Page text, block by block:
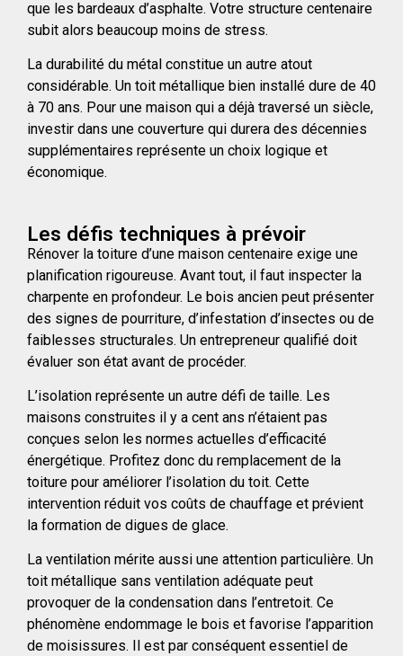
que les bardeaux d’asphalte. Votre structure centenaire
subit alors beaucoup moins de stress.
La durabilité du métal constitue un autre atout
considérable. Un toit métallique bien installé dure de 40
à 70 ans. Pour une maison qui a déjà traversé un siècle,
investir dans une couverture qui durera des décennies
supplémentaires représente un choix logique et
économique.
Les défis techniques à prévoir
Rénover la toiture d’une maison centenaire exige une
planification rigoureuse. Avant tout, il faut inspecter la
charpente en profondeur. Le bois ancien peut présenter
des signes de pourriture, d’infestation d’insectes ou de
faiblesses structurales. Un entrepreneur qualifié doit
évaluer son état avant de procéder.
L’isolation représente un autre défi de taille. Les
maisons construites il y a cent ans n’étaient pas
conçues selon les normes actuelles d’efficacité
énergétique. Profitez donc du remplacement de la
toiture pour améliorer l’isolation du toit. Cette
intervention réduit vos coûts de chauffage et prévient
la formation de digues de glace.
La ventilation mérite aussi une attention particulière. Un
toit métallique sans ventilation adéquate peut
provoquer de la condensation dans l’entretoit. Ce
phénomène endommage le bois et favorise l’apparition
de moisissures. Il est par conséquent essentiel de